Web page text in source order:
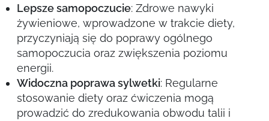
Lepsze samopoczucie: Zdrowe nawyki
żywieniowe, wprowadzone w trakcie diety,
przyczyniają się do poprawy ogólnego
samopoczucia oraz zwiększenia poziomu
energii.
Widoczna poprawa sylwetki: Regularne
stosowanie diety oraz ćwiczenia mogą
prowadzić do zredukowania obwodu talii i